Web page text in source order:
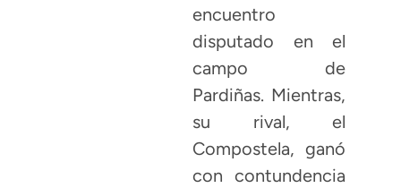
encuentro
disputado en el
campo de
Pardiñas. Mientras,
su rival, el
Compostela, ganó
con contundencia